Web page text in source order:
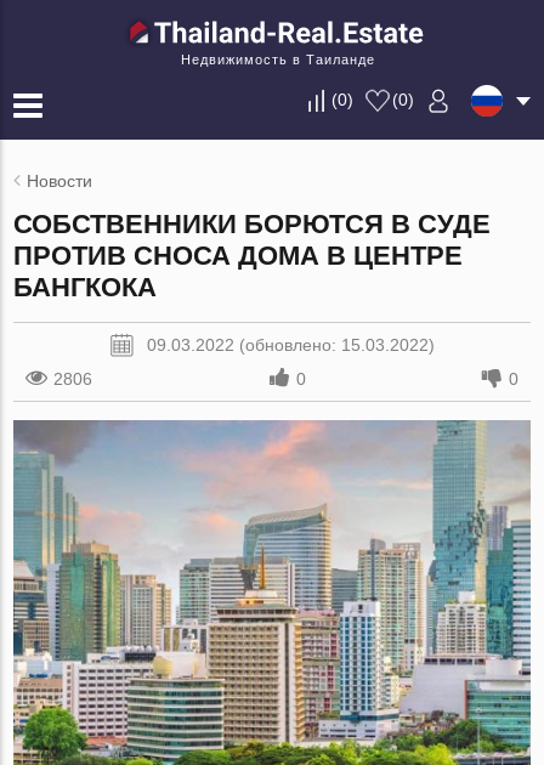
Недвижимость в Таиланде
(0) (0)
Новости
СОБСТВЕННИКИ БОРЮТСЯ В СУДЕ
ПРОТИВ СНОСА ДОМА В ЦЕНТРЕ
БАНГКОКА
09.03.2022 (обновлено: 15.03.2022)
2806
0 0